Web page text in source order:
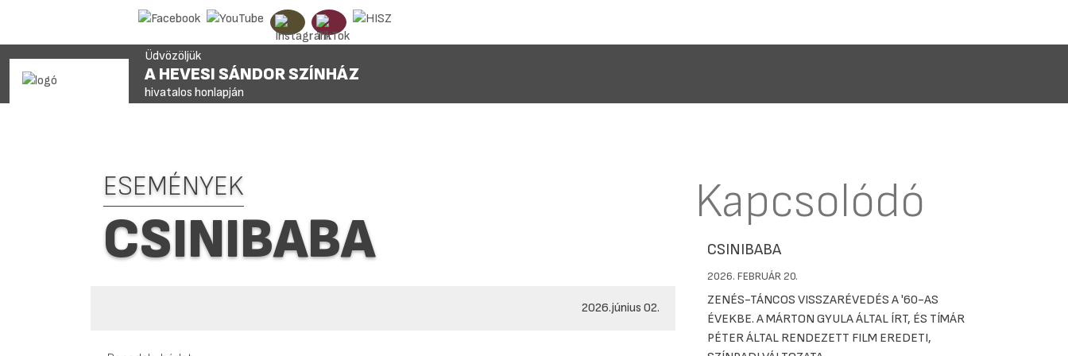
Üdvözöljük
A HEVESI SÁNDOR SZÍNHÁZ
hivatalos honlapján
ESEMÉNYEK
CSINIBABA
2026.június 02.
Kapcsolódó
CSINIBABA
2026. FEBRUÁR 20.
ZENÉS-TÁNCOS VISSZARÉVEDÉS A '60-AS
ÉVEKBE. A MÁRTON GYULA ÁLTAL ÍRT, ÉS TÍMÁR
PÉTER ÁLTAL RENDEZETT FILM EREDETI,